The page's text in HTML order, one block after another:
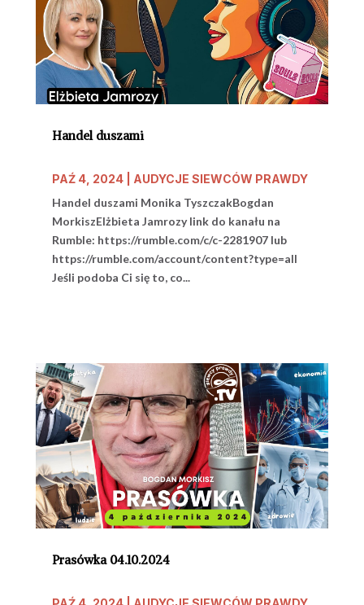
Handel duszami
PAŹ 4, 2024| AUDYCJE SIEWCÓW PRAWDY
Handel duszami Monika TyszczakBogdan
MorkiszElżbieta Jamrozy link do kanału na
Rumble: https://rumble.com/c/c-2281907 lub
https://rumble.com/account/content?type=all
Jeśli podoba Ci się to, co...
Prasówka 04.10.2024